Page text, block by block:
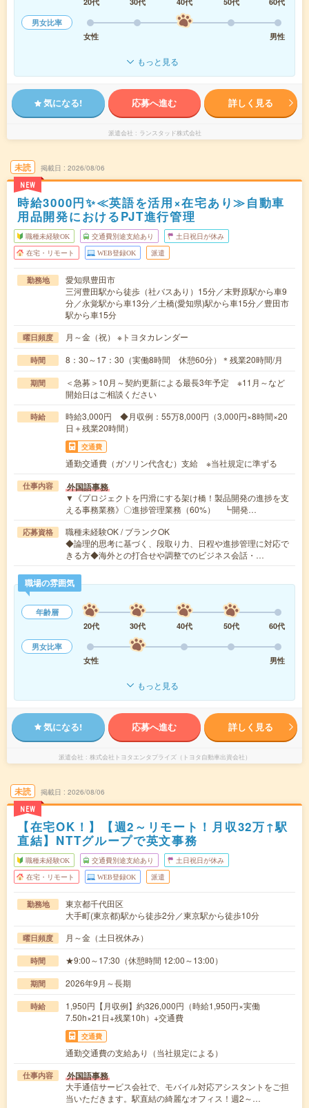
男女比率
女性
男性
もっと見る
気になる! 応募へ進む 詳しく見る
派遣会社 ランスタッド株式会社
未読
NEW
掲載日 2026/08/06
時給3000円✨≪英語を活用×在宅あり≫自動車
用品開発におけるPJT進行管理
職種未経験OK 交通費別途支給あり 土日祝日が休み
在宅・リモート WEB登録OK 派遣
勤務地
愛知県豊田市
三河豊田駅から徒歩（社バスあり）15分／末野原駅から車9
分／永覚駅から車13分／土橋(愛知県)駅から車15分／豊田市
駅から車15分
曜日頻度 月～金（祝） ※トヨタカレンダー
時間 8：30～17：30（実働8時間 休憩60分）＊残業20時間/月
期間
＜急募＞10月～契約更新による最長3年予定 ※11月～など
開始日はご相談ください
時給
時給3,000円 ◆月収例：55万8,000円（3,000円×8時間×20
日＋残業20時間）
交通費
通勤交通費（ガソリン代含む）支給 ※当社規定に準ずる
仕事内容 外国語事務
▼《プロジェクトを円滑にする架け橋！製品開発の進捗を支
える事務業務》〇進捗管理業務（60%） ┗開発…
応募資格
職種未経験OK / ブランクOK
◆論理的思考に基づく、段取り力、日程や進捗管理に対応で
きる方◆海外との打合せや調整でのビジネス会話・…
職場の雰囲気
年齢層
20代
30代 40代 50代
60代
男女比率
女性
男性
もっと見る
気になる! 応募へ進む 詳しく見る
派遣会社 株式会社トヨタエンタプライズ（トヨタ自動車出資会社）
未読
NEW
掲載日 2026/08/06
【在宅OK！】【週2～リモート！月収32万↑駅
直結】NTTグループで英文事務
職種未経験OK 交通費別途支給あり 土日祝日が休み
在宅・リモート WEB登録OK 派遣
勤務地
東京都千代田区
大手町(東京都)駅から徒歩2分／東京駅から徒歩10分
曜日頻度 月～金（土日祝休み）
時間 ★9:00～17:30（休憩時間 12:00～13:00）
期間 2026年9月～長期
時給
1,950円【月収例】約326,000円（時給1,950円×実働
7.50h×21日+残業10h）+交通費
交通費
通勤交通費の支給あり（当社規定による）
仕事内容 外国語事務
大手通信サービス会社で、モバイル対応アシスタントをご担
当いただきます。駅直結の綺麗なオフィス！週2～…